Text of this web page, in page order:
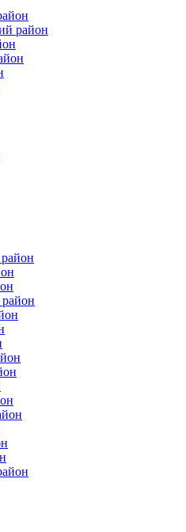
район